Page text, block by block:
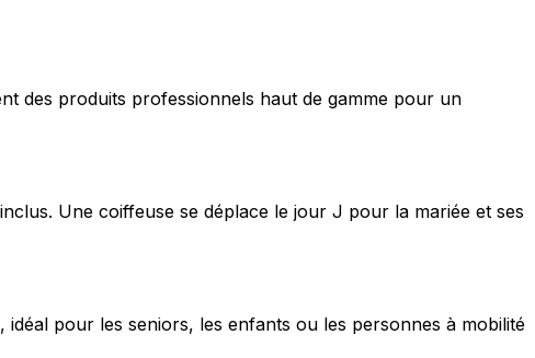
des produits professionnels haut de gamme pour un
Une coiffeuse se déplace le jour J pour la mariée et ses
pour les seniors, les enfants ou les personnes à mobilité